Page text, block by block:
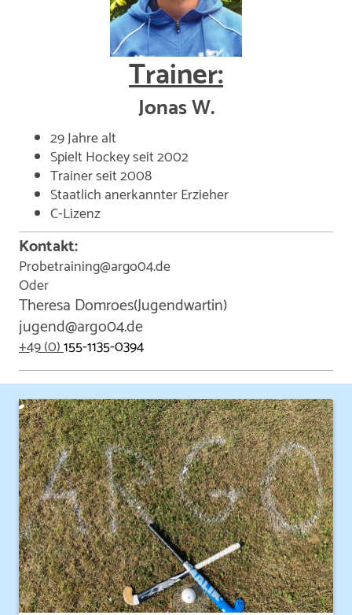
Trainer:
Jonas W.
29 Jahre alt
Spielt Hockey seit 2002
Trainer seit 2008
Staatlich anerkannter Erzieher
C-Lizenz
Kontakt:
Probetraining@argo04.de
Oder
Theresa Domroes(Jugendwartin)
jugend@argo04.de
+49 (0)155-1135-0394